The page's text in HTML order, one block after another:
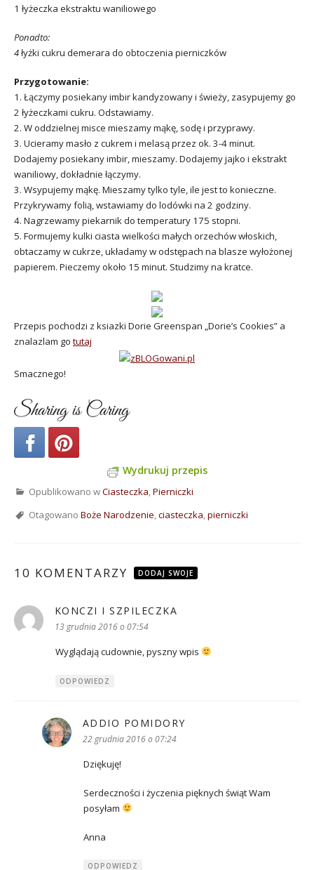
1 łyżeczka ekstraktu waniliowego
Ponadto:
4łyżki cukru demerara do obtoczenia pierniczków
Przygotowanie:
1. Łączymy posiekany imbir kandyzowany i świeży, zasypujemy go
2 łyżeczkami cukru. Odstawiamy.
2. W oddzielnej misce mieszamy mąkę, sodę i przyprawy.
3. Ucieramy masło z cukrem i melasą przez ok. 3-4 minut.
Dodajemy posiekany imbir, mieszamy. Dodajemy jajko i ekstrakt
waniliowy, dokładnie łączymy.
3. Wsypujemy mąkę. Mieszamy tylko tyle, ile jest to konieczne.
Przykrywamy folią, wstawiamy do lodówki na 2 godziny.
4. Nagrzewamy piekarnik do temperatury 175 stopni.
5. Formujemy kulki ciasta wielkości małych orzechów włoskich,
obtaczamy w cukrze, układamy w odstępach na blasze wyłożonej
papierem. Pieczemy około 15 minut. Studzimy na kratce.
Przepis pochodzi z ksiazki Dorie Greenspan „Dorie’s Cookies” a
znalazlam go tutaj
Smacznego!
Sharing is Caring
Wydrukuj przepis
Opublikowano wCiasteczka,Pierniczki
Otagowano Boże Narodzenie,ciasteczka,pierniczki
10 KOMENTARZY DODAJ SWOJE
KONCZI I SZPILECZKA
13 grudnia 2016 o 07:54
Wyglądają cudownie, pyszny wpis
ODPOWIEDZ
ADDIO POMIDORY
22 grudnia 2016 o 07:24
Dziękuję!
Serdeczności i życzenia pięknych świąt Wam
posyłam
Anna
ODPOWIEDZ